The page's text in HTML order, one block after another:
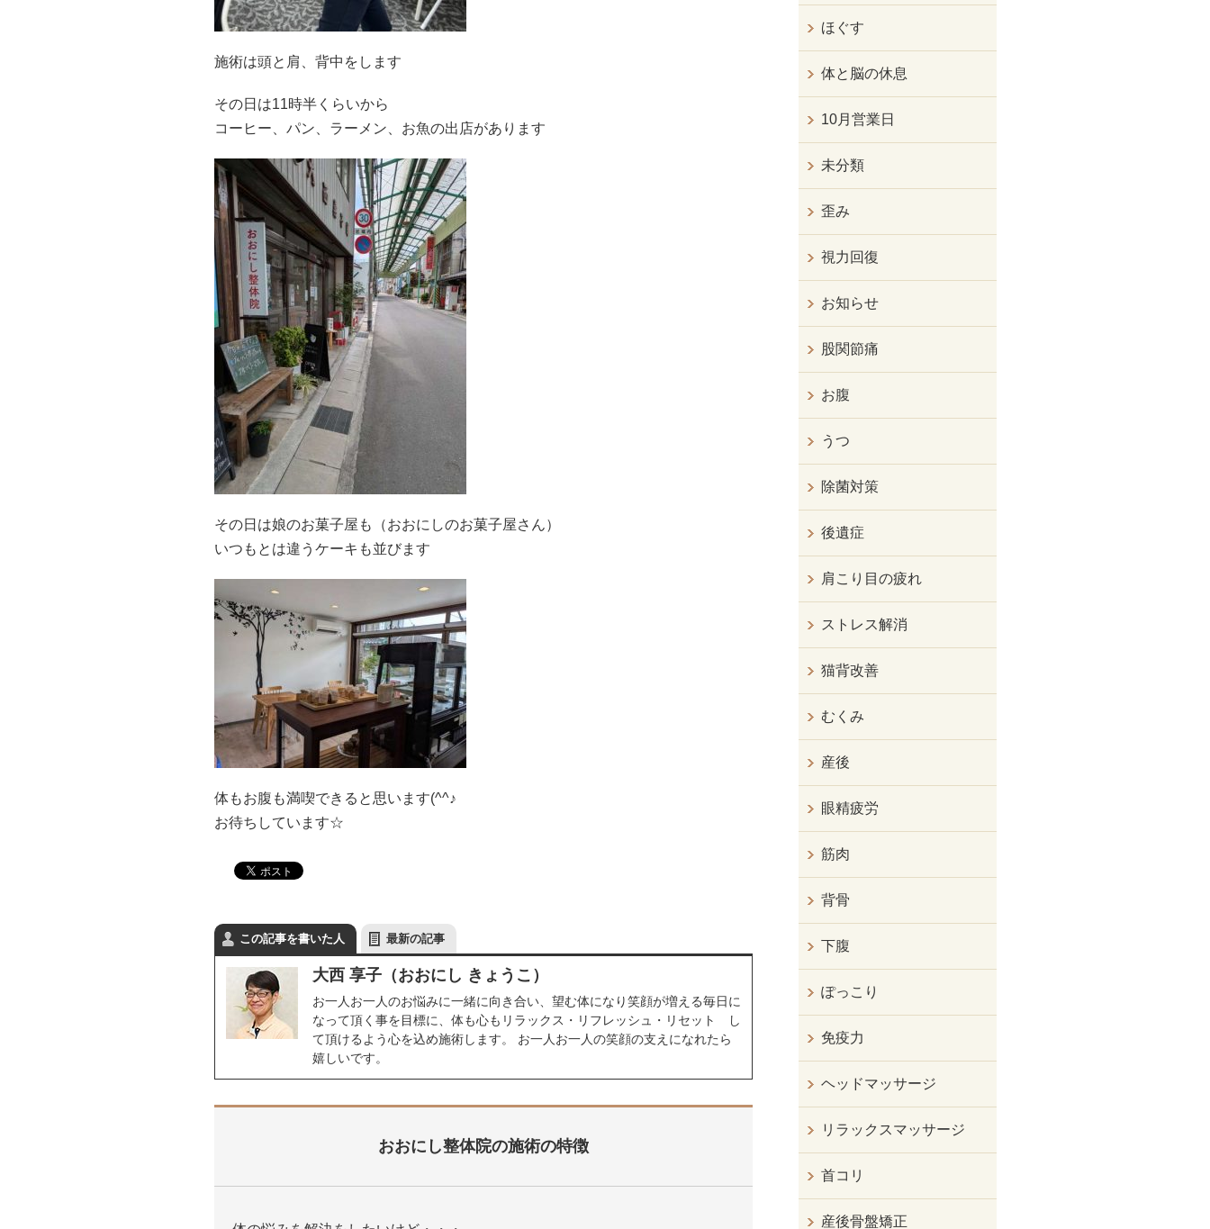
施術は頭と肩、背中をします
その日は11時半くらいから
コーヒー、パン、ラーメン、お魚の出店があります
その日は娘のお菓子屋も（おおにしのお菓子屋さん）
いつもとは違うケーキも並びます
体もお腹も満喫できると思います(^^♪
お待ちしています☆
この記事を書いた人 最新の記事
大西 享子（おおにし きょうこ）
お一人お一人のお悩みに一緒に向き合い、望む体になり笑顔が増える毎日に
なって頂く事を目標に、体も心もリラックス・リフレッシュ・リセット し
て頂けるよう心を込め施術します。 お一人お一人の笑顔の支えになれたら
嬉しいです。
おおにし整体院の施術の特徴
ほぐす
体と脳の休息
10月営業日
未分類
歪み
視力回復
お知らせ
股関節痛
お腹
うつ
除菌対策
後遺症
肩こり目の疲れ
ストレス解消
猫背改善
むくみ
産後
眼精疲労
筋肉
背骨
下腹
ぽっこり
免疫力
ヘッドマッサージ
リラックスマッサージ
首コリ
産後骨盤矯正